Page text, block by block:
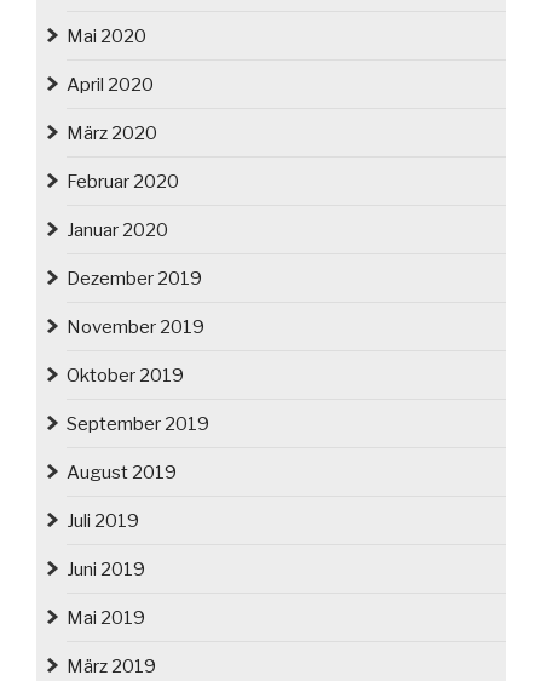
Mai 2020
April 2020
März 2020
Februar 2020
Januar 2020
Dezember 2019
November 2019
Oktober 2019
September 2019
August 2019
Juli 2019
Juni 2019
Mai 2019
März 2019